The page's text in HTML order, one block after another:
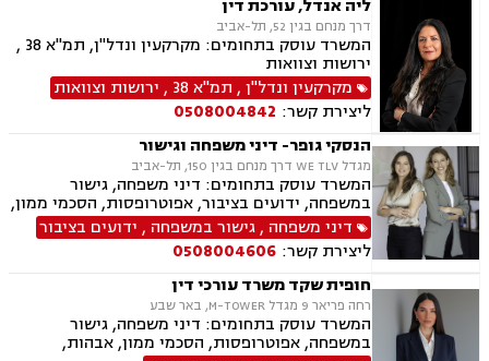
אלימות במשפחה
ליה אנדל, עורכת דין
דרך מנחם בגין 52, תל-אביב
המשרד עוסק בתחומים: מקרקעין ונדל"ן, תמ"א 38 ,
ירושות וצוואות
מקרקעין ונדל"ן, תמ"א 38 , ירושות וצוואות
ליצירת קשר: 0508004842
הנסקי גופר- דיני משפחה וגישור
מגדל WE TLV דרך מנחם בגין 150, תל-אביב
המשרד עוסק בתחומים: דיני משפחה, גישור
במשפחה, ידועים בציבור, אפוטרופסות, הסכמי ממון,
הסכמי חיים משותפים, הורות משותפת, הורות חד
מינית, אבהות, צווי הורות פסיקתיים, ייפוי כוח
מתמשך, ירושות וצוואות, גירושין, מזונות, זמני
שהות, איזון משאבים וחלוקת רכוש.
דיני משפחה ,גישור במשפחה , ידועים בציבור
ליצירת קשר: 0508004606
חופית שקד משרד עורכי דין
רחה פריאר 9 מגדל M-TOWER, באר שבע
המשרד עוסק בתחומים: דיני משפחה, גישור
במשפחה, אפוטרופסות, הסכמי ממון, אבהות,